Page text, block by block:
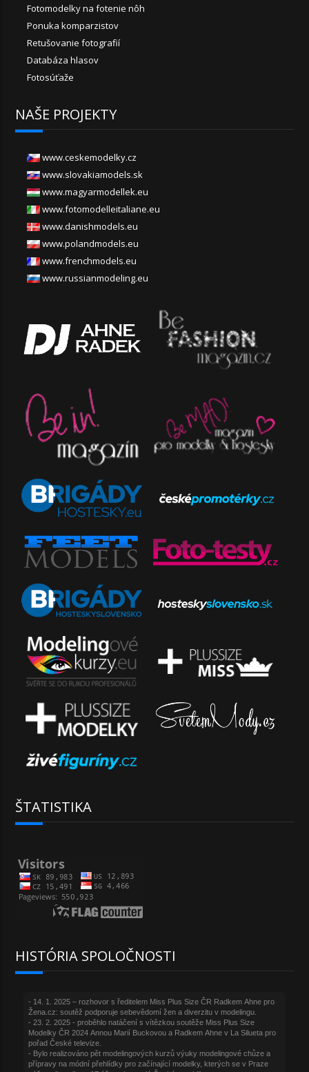
Fotomodelky na fotenie nôh
Ponuka komparzistov
Retušovanie fotografií
Databáza hlasov
Fotosúťaže
NAŠE PROJEKTY
www.ceskemodelky.cz
www.slovakiamodels.sk
www.magyarmodellek.eu
www.fotomodelleitaliane.eu
www.danishmodels.eu
www.polandmodels.eu
www.frenchmodels.eu
www.russianmodeling.eu
ŠTATISTIKA
HISTÓRIA SPOLOČNOSTI